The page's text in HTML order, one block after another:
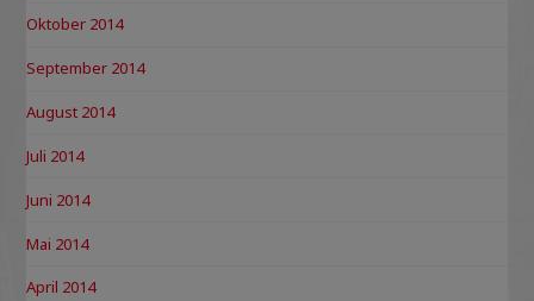
Oktober 2014
September 2014
August 2014
Juli 2014
Juni 2014
Mai 2014
April 2014